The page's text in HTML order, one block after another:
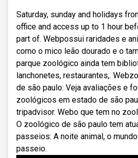
Saturday, sunday and holidays
office and access up to 1 hour
part of. Webpossui raridades e
como o mico leão dourado e o
parque zoológico ainda tem
lanchonetes, restaurantes,.
de são paulo: Veja avaliações e
zoológicos em estado de são
tripadvisor. Webo que tem no
O zoológico de são paulo tem
passeios: A noite animal, o
passeio.